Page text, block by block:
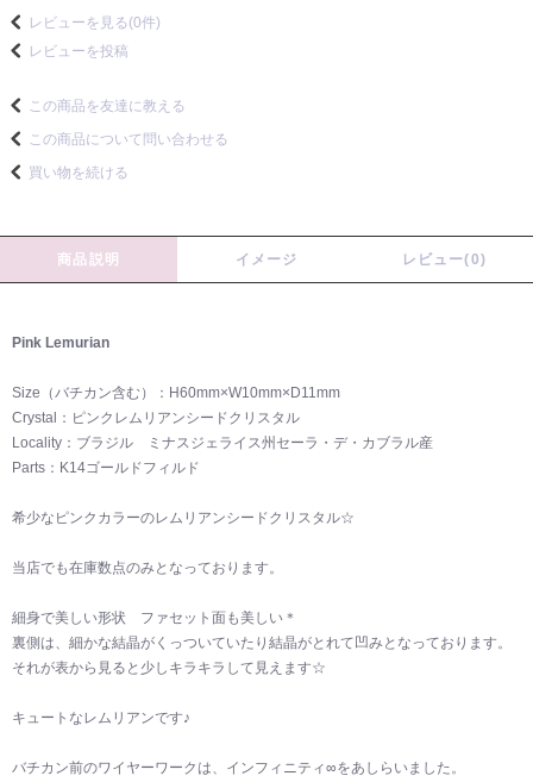
レビューを見る(0件)
レビューを投稿
この商品を友達に教える
この商品について問い合わせる
買い物を続ける
商品説明 イメージ レビュー(0)
Pink Lemurian
Size（バチカン含む）：H60mm×W10mm×D11mm
Crystal：ピンクレムリアンシードクリスタル
Locality：ブラジル ミナスジェライス州セーラ・デ・カブラル産
Parts：K14ゴールドフィルド
希少なピンクカラーのレムリアンシードクリスタル☆
当店でも在庫数点のみとなっております。
細身で美しい形状 ファセット面も美しい＊
裏側は、細かな結晶がくっついていたり結晶がとれて凹みとなっております。
それが表から見ると少しキラキラして見えます☆
キュートなレムリアンです♪
バチカン前のワイヤーワークは、インフィニティ∞をあしらいました。